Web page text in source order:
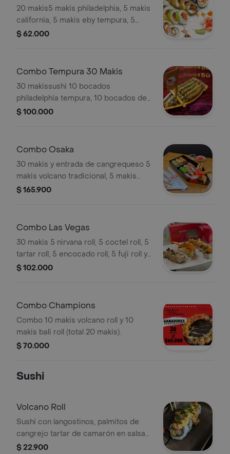
20 makis5 makis philadelphia, 5 makis
california, 5 makis eby tempura, 5
makis tempura sumiday.
$ 62.000
Combo Tempura 30 Makis
30 makissushi 10 bocados
philadelphia tempura, 10 bocados de
tempura bansa y 10 bocados de
$ 100.000
Combo Osaka
30 makis y entrada de cangrequeso 5
makis volcano tradicional, 5 makis
volcano tempura, 5 makis futumaki
y 1 porcion de cangrequeso
$ 165.900
Combo Las Vegas
30 makis 5 nirvana roll, 5 coctel roll, 5
tartar roll, 5 encocado roll, 5 fuji roll y
5 trinidad roll.
$ 102.000
Combo Champions
Combo 10 makis volcano roll y 10
makis bali roll (total 20 makis).
$ 70.000
Sushi
Volcano Roll
Sushi con langostinos, palmitos de
cangrejo tartar de camarón en salsa
Hanashi. 5 o 10 piezas.
$ 22.900